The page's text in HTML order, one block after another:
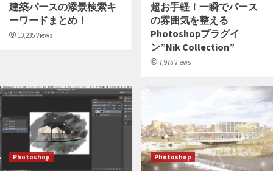
建築パースの添景検索キ
ーワードまとめ！
10,235 Views
超お手軽！一瞬でパース
の雰囲気を整える
Photoshopプラグイ
ン”Nik Collection”
7,975 Views
Photoshop Photoshop